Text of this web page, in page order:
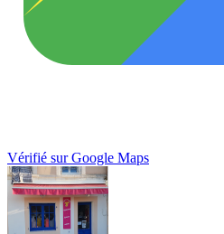
Vérifié sur Google Maps